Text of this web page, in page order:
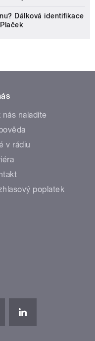
Dálková identifikace
nás naladíte
v rádiu
poplatek